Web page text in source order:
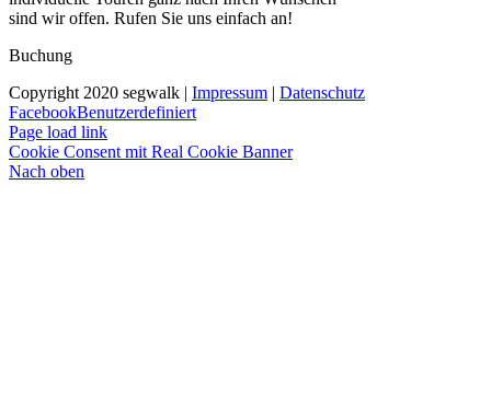
sind wir offen. Rufen Sie uns einfach an!
Buchung
Copyright 2020 segwalk | Impressum | Datenschutz
FacebookBenutzerdefiniert
Page load link
Cookie Consent mit Real Cookie Banner
Nach oben